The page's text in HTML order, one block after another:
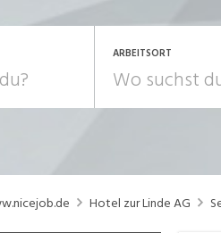
ARBEITSORT
BiotechnologieHotel zur Linde AG